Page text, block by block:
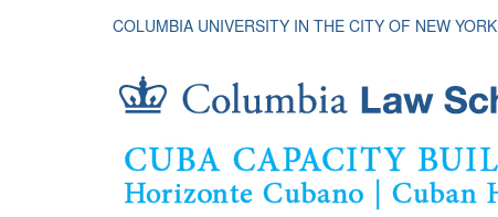
COLUMBIA UNIVERSITY IN THE CITY OF NEW YORK